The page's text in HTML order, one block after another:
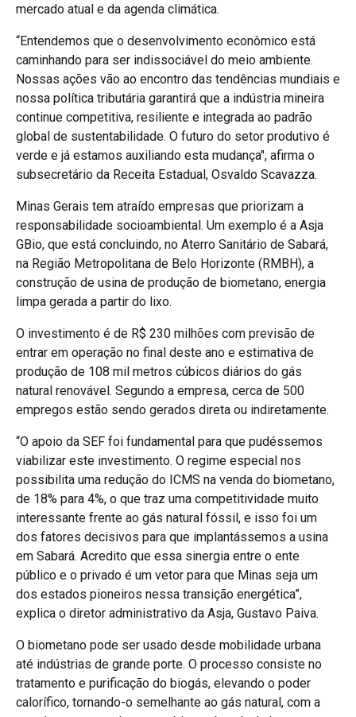
mercado atual e da agenda climática.
“Entendemos que o desenvolvimento econômico está
caminhando para ser indissociável do meio ambiente.
Nossas ações vão ao encontro das tendências mundiais e
nossa política tributária garantirá que a indústria mineira
continue competitiva, resiliente e integrada ao padrão
global de sustentabilidade. O futuro do setor produtivo é
verde e já estamos auxiliando esta mudança", afirma o
subsecretário da Receita Estadual, Osvaldo Scavazza.
Minas Gerais tem atraído empresas que priorizam a
responsabilidade socioambiental. Um exemplo é a Asja
GBio, que está concluindo, no Aterro Sanitário de Sabará,
na Região Metropolitana de Belo Horizonte (RMBH), a
construção de usina de produção de biometano, energia
limpa gerada a partir do lixo.
O investimento é de R$ 230 milhões com previsão de
entrar em operação no final deste ano e estimativa de
produção de 108 mil metros cúbicos diários do gás
natural renovável. Segundo a empresa, cerca de 500
empregos estão sendo gerados direta ou indiretamente.
“O apoio da SEF foi fundamental para que pudéssemos
viabilizar este investimento. O regime especial nos
possibilita uma redução do ICMS na venda do biometano,
de 18% para 4%, o que traz uma competitividade muito
interessante frente ao gás natural fóssil, e isso foi um
dos fatores decisivos para que implantássemos a usina
em Sabará. Acredito que essa sinergia entre o ente
público e o privado é um vetor para que Minas seja um
dos estados pioneiros nessa transição energética”,
explica o diretor administrativo da Asja, Gustavo Paiva.
O biometano pode ser usado desde mobilidade urbana
até indústrias de grande porte. O processo consiste no
tratamento e purificação do biogás, elevando o poder
calorífico, tornando-o semelhante ao gás natural, com a